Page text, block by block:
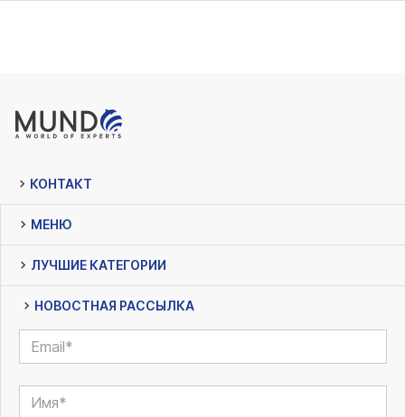
КОНТАКТ
МЕНЮ
ЛУЧШИЕ КАТЕГОРИИ
НОВОСТНАЯ РАССЫЛКА